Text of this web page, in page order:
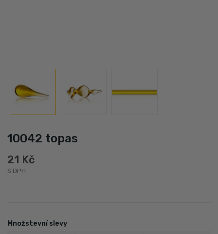
10042 topas
21 Kč
S DPH
Množstevní slevy